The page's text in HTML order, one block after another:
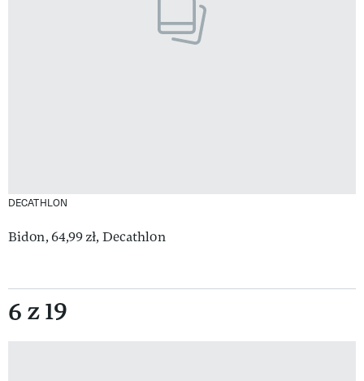
DECATHLON
Bidon, 64,99 zł, Decathlon
6 z 19